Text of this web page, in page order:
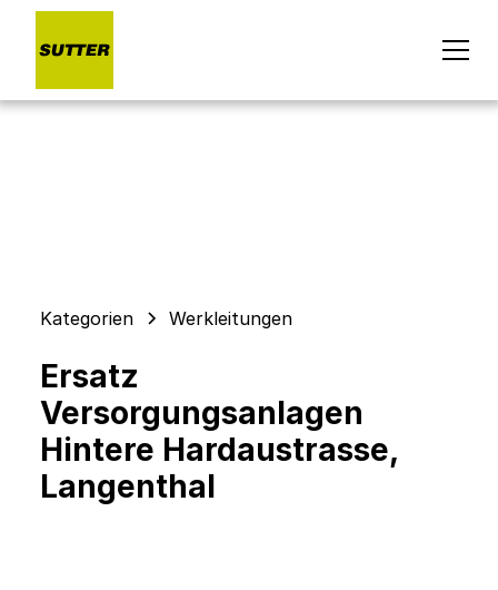
Kategorien Werkleitungen
Ersatz
Versorgungsanlagen
Hintere Hardaustrasse,
Langenthal